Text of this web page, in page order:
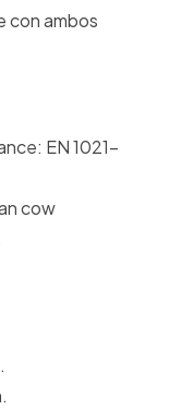
con ambos
EN 1021-
cow